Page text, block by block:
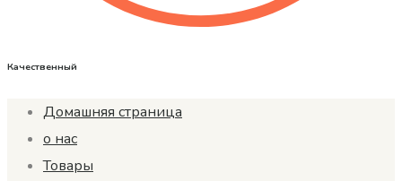
Качественный
Домашняя страница
о нас
Товары